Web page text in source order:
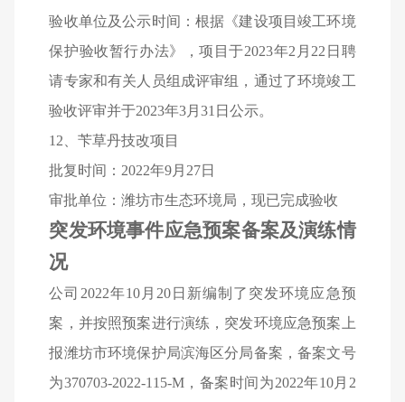
验收单位及公示时间：根据《建设项目竣工环境
保护验收暂行办法》，项目于2023年2月22日聘
请专家和有关人员组成评审组，通过了环境竣工
验收评审并于2023年3月31日公示。
12 、苄草丹技改项目
批复时间：2022年9月27日
审批单位：潍坊市生态环境局，现已完成验收
突发环境事件应急预案备案及演练情
况
公司2022年10月20日新编制了突发环境应急预
案，并按照预案进行演练，突发环境应急预案上
报潍坊市环境保护局滨海区分局备案，备案文号
为370703-2022-115-M，备案时间为2022年10月2